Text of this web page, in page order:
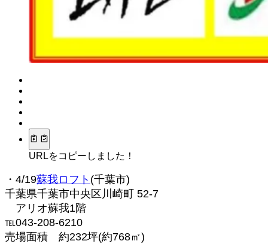
URLをコピーしました！
・4/19蘇我ロフト (千葉市)
千葉県千葉市中央区川崎町 52-7
アリオ蘇我1階
℡043-208-6210
売場面積 約232坪(約768㎡)